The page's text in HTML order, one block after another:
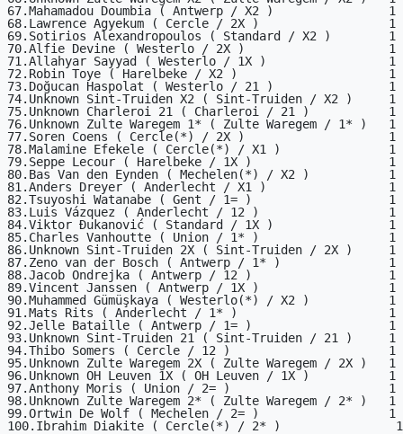
67.Mahamadou Doumbia ( Antwerp / X2 )                1
68.Lawrence Agyekum ( Cercle / 2X )                  1
69.Sotirios Alexandropoulos ( Standard / X2 )        1
70.Alfie Devine ( Westerlo / 2X )                    1
71.Allahyar Sayyad ( Westerlo / 1X )                 1
72.Robin Toye ( Harelbeke / X2 )                     1
73.Doğucan Haspolat ( Westerlo / 21 )                1
74.Unknown Sint-Truiden X2 ( Sint-Truiden / X2 )     1
75.Unknown Charleroi 21 ( Charleroi / 21 )           1
76.Unknown Zulte Waregem 1* ( Zulte Waregem / 1* )   1
77.Soren Coens ( Cercle(*) / 2X )                    1
78.Malamine Efekele ( Cercle(*) / X1 )               1
79.Seppe Lecour ( Harelbeke / 1X )                   1
80.Bas Van den Eynden ( Mechelen(*) / X2 )           1
81.Anders Dreyer ( Anderlecht / X1 )                 1
82.Tsuyoshi Watanabe ( Gent / 1= )                   1
83.Luis Vázquez ( Anderlecht / 12 )                  1
84.Viktor Đukanović ( Standard / 1X )                1
85.Charles Vanhoutte ( Union / 1* )                  1
86.Unknown Sint-Truiden 2X ( Sint-Truiden / 2X )     1
87.Zeno van der Bosch ( Antwerp / 1* )               1
88.Jacob Ondrejka ( Antwerp / 12 )                   1
89.Vincent Janssen ( Antwerp / 1X )                  1
90.Muhammed Gümüşkaya ( Westerlo(*) / X2 )           1
91.Mats Rits ( Anderlecht / 1* )                     1
92.Jelle Bataille ( Antwerp / 1= )                   1
93.Unknown Sint-Truiden 21 ( Sint-Truiden / 21 )     1
94.Thibo Somers ( Cercle / 12 )                      1
95.Unknown Zulte Waregem 2X ( Zulte Waregem / 2X )   1
96.Unknown OH Leuven 1X ( OH Leuven / 1X )           1
97.Anthony Moris ( Union / 2= )                      1
98.Unknown Zulte Waregem 2* ( Zulte Waregem / 2* )   1
99.Ortwin De Wolf ( Mechelen / 2= )                  1
100.Ibrahim Diakite ( Cercle(*) / 2* )                1